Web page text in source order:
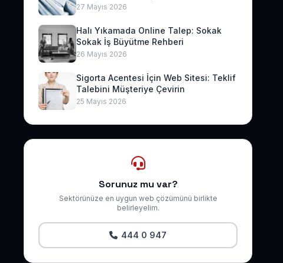
Geliri
27 Mayıs 2026
Halı Yıkamada Online Talep: Sokak
Sokak İş Büyütme Rehberi
26 Mayıs 2026
Sigorta Acentesi İçin Web Sitesi: Teklif
Talebini Müşteriye Çevirin
25 Mayıs 2026
Sorunuz mu var?
Sektörünüze en uygun web çözümünü birlikte
belirleyelim.
444 0 947